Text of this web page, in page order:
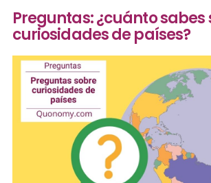
Preguntas: ¿cuánto sabes
curiosidades de países?